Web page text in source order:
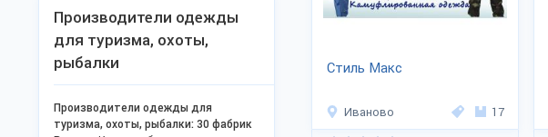
Стиль Макс
Иваново 17
Производители одежды
для туризма, охоты,
рыбалки
Производители одежды для
туризма, охоты, рыбалки: 30 фабрик